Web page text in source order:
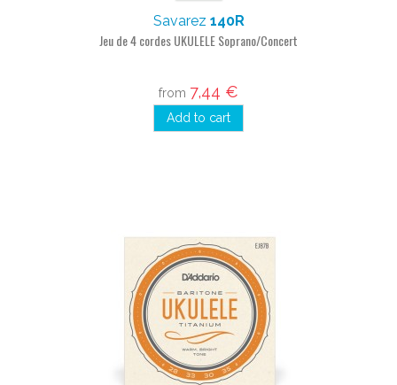
Savarez 140R
Jeu de 4 cordes UKULELE Soprano/Concert
from 7,44 €
Add to cart